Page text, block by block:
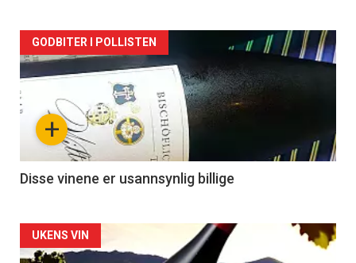
Forsiden
akkurat
nå
3
+
GODBITER I POLLISTEN
Disse vinene er usannsynlig billige
Forsiden
UKENS VIN